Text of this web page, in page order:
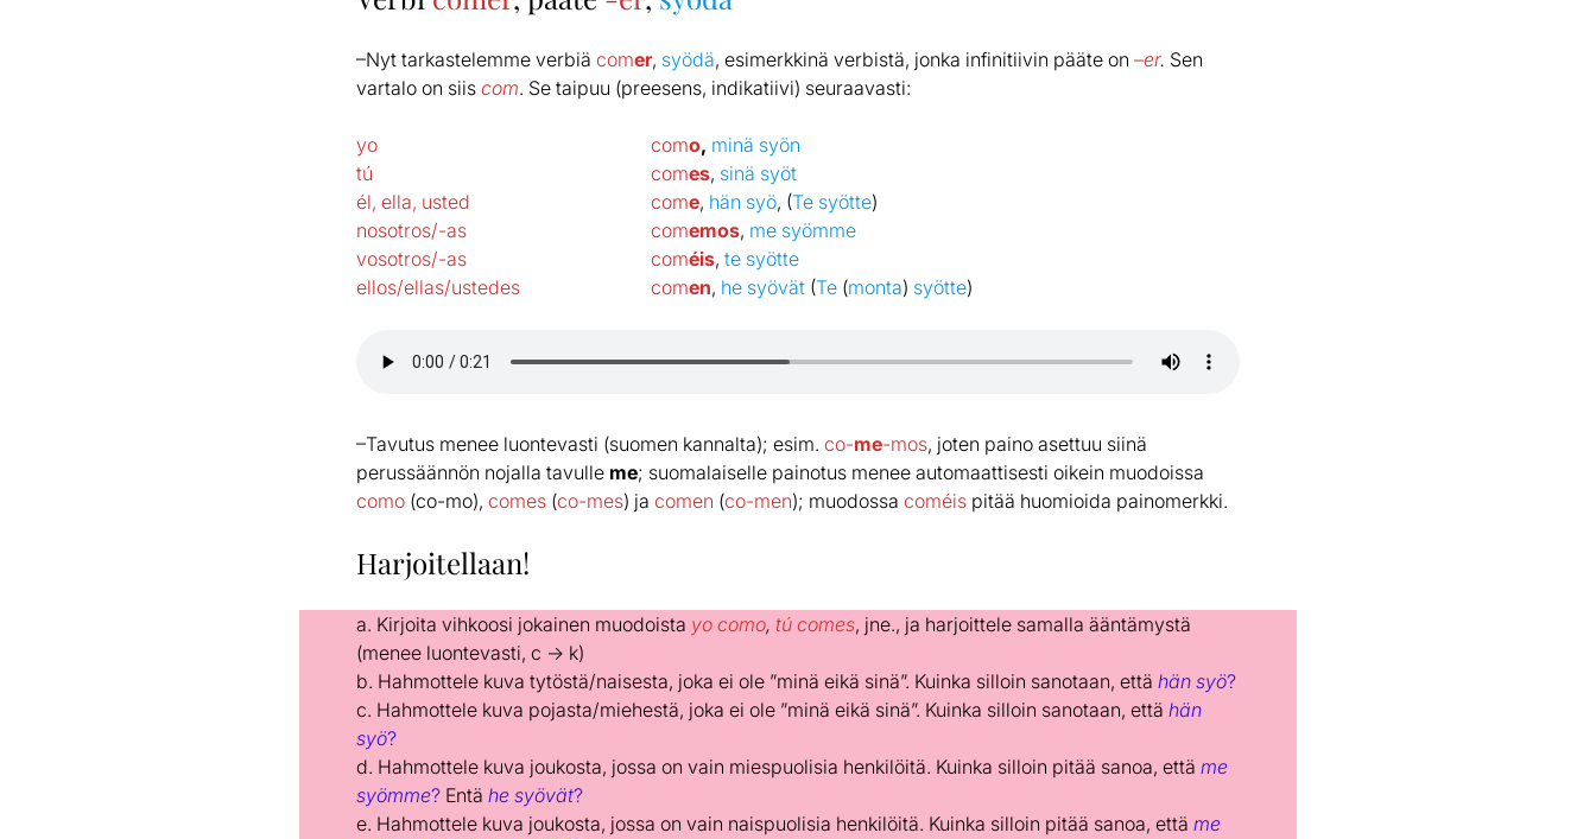
–Nyt tarkastelemme verbiä comer, syödä, esimerkkinä verbistä, jonka infinitiivin pääte on –er. Sen
vartalo on siis com. Se taipuu (preesens, indikatiivi) seuraavasti:
yo
tú
él, ella, usted
nosotros/-as
vosotros/-as
ellos/ellas/ustedes
como, minä syön
comes, sinä syöt
come, hän syö, (Te syötte)
comemos, me syömme
coméis, te syötte
comen, he syövät (Te (monta) syötte)
–Tavutus menee luontevasti (suomen kannalta); esim. co-me-mos, joten paino asettuu siinä
perussäännön nojalla tavulle me; suomalaiselle painotus menee automaattisesti oikein muodoissa
como (co-mo), comes (co-mes) ja comen (co-men); muodossa coméis pitää huomioida painomerkki.
Harjoitellaan!
a. Kirjoita vihkoosi jokainen muodoista yo como, tú comes, jne., ja harjoittele samalla ääntämystä
(menee luontevasti, c → k)
b. Hahmottele kuva tytöstä/naisesta, joka ei ole ”minä eikä sinä”. Kuinka silloin sanotaan, että hän syö?
c. Hahmottele kuva pojasta/miehestä, joka ei ole ”minä eikä sinä”. Kuinka silloin sanotaan, että hän
syö?
d. Hahmottele kuva joukosta, jossa on vain miespuolisia henkilöitä. Kuinka silloin pitää sanoa, että me
syömme? Entä he syövät?
e. Hahmottele kuva joukosta, jossa on vain naispuolisia henkilöitä. Kuinka silloin pitää sanoa, että me